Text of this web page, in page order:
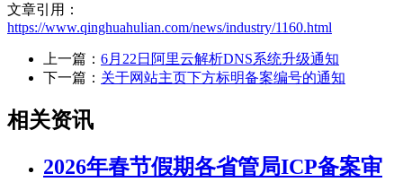
文章引用：
https://www.qinghuahulian.com/news/industry/1160.html
上一篇： 6月22日阿里云解析DNS系统升级通知
下一篇： 关于网站主页下方标明备案编号的通知
相关资讯
2026年春节假期各省管局ICP备案审